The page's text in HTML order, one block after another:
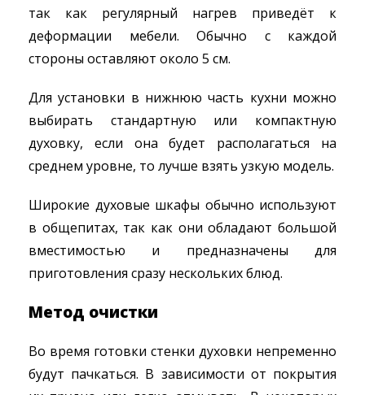
так как регулярный нагрев приведёт к
деформации мебели. Обычно с каждой
стороны оставляют около 5 см.
Для установки в нижнюю часть кухни можно
выбирать стандартную или компактную
духовку, если она будет располагаться на
среднем уровне, то лучше взять узкую модель.
Широкие духовые шкафы обычно используют
в общепитах, так как они обладают большой
вместимостью и предназначены для
приготовления сразу нескольких блюд.
Метод очистки
Во время готовки стенки духовки непременно
будут пачкаться. В зависимости от покрытия